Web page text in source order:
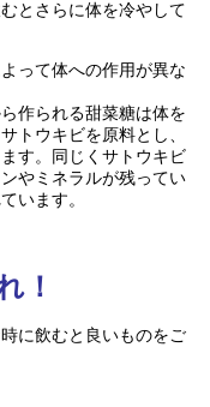
とさらに体を冷やして
って体への作用が異な
作られる甜菜糖は体を
トウキビを原料とし、
す。同じくサトウキビ
やミネラルが残ってい
います。
！
に飲むと良いものをご